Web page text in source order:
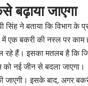
बढ़ाया जाएगा
सिंह ने बताया कि विभाग
एक बकरी की नस्ल पर काम
रहे हैं। इसका मतलब है कि
नई जीन से बदला जाएगा।
जाएगी। इसके बाद, अगर